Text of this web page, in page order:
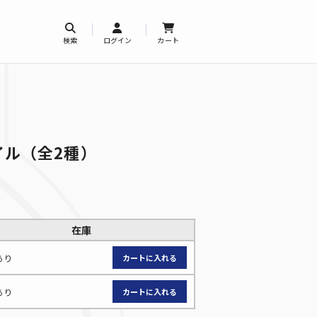
検索 ログイン カート
（全2種）
在庫
り
り